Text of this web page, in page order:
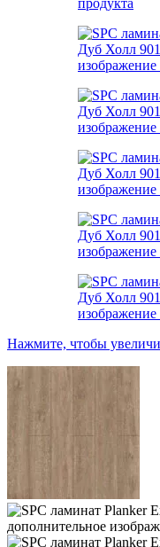
Нажмите, чтобы